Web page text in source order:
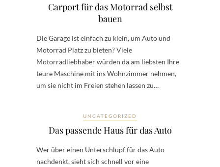
Carport für das Motorrad selbst
bauen
Die Garage ist einfach zu klein, um Auto und
Motorrad Platz zu bieten? Viele
Motorradliebhaber würden da am liebsten Ihre
teure Maschine mit ins Wohnzimmer nehmen,
um sie nicht im Freien stehen lassen zu…
UNCATEGORIZED
Das passende Haus für das Auto
Wer über einen Unterschlupf für das Auto
nachdenkt, sieht sich schnell vor eine